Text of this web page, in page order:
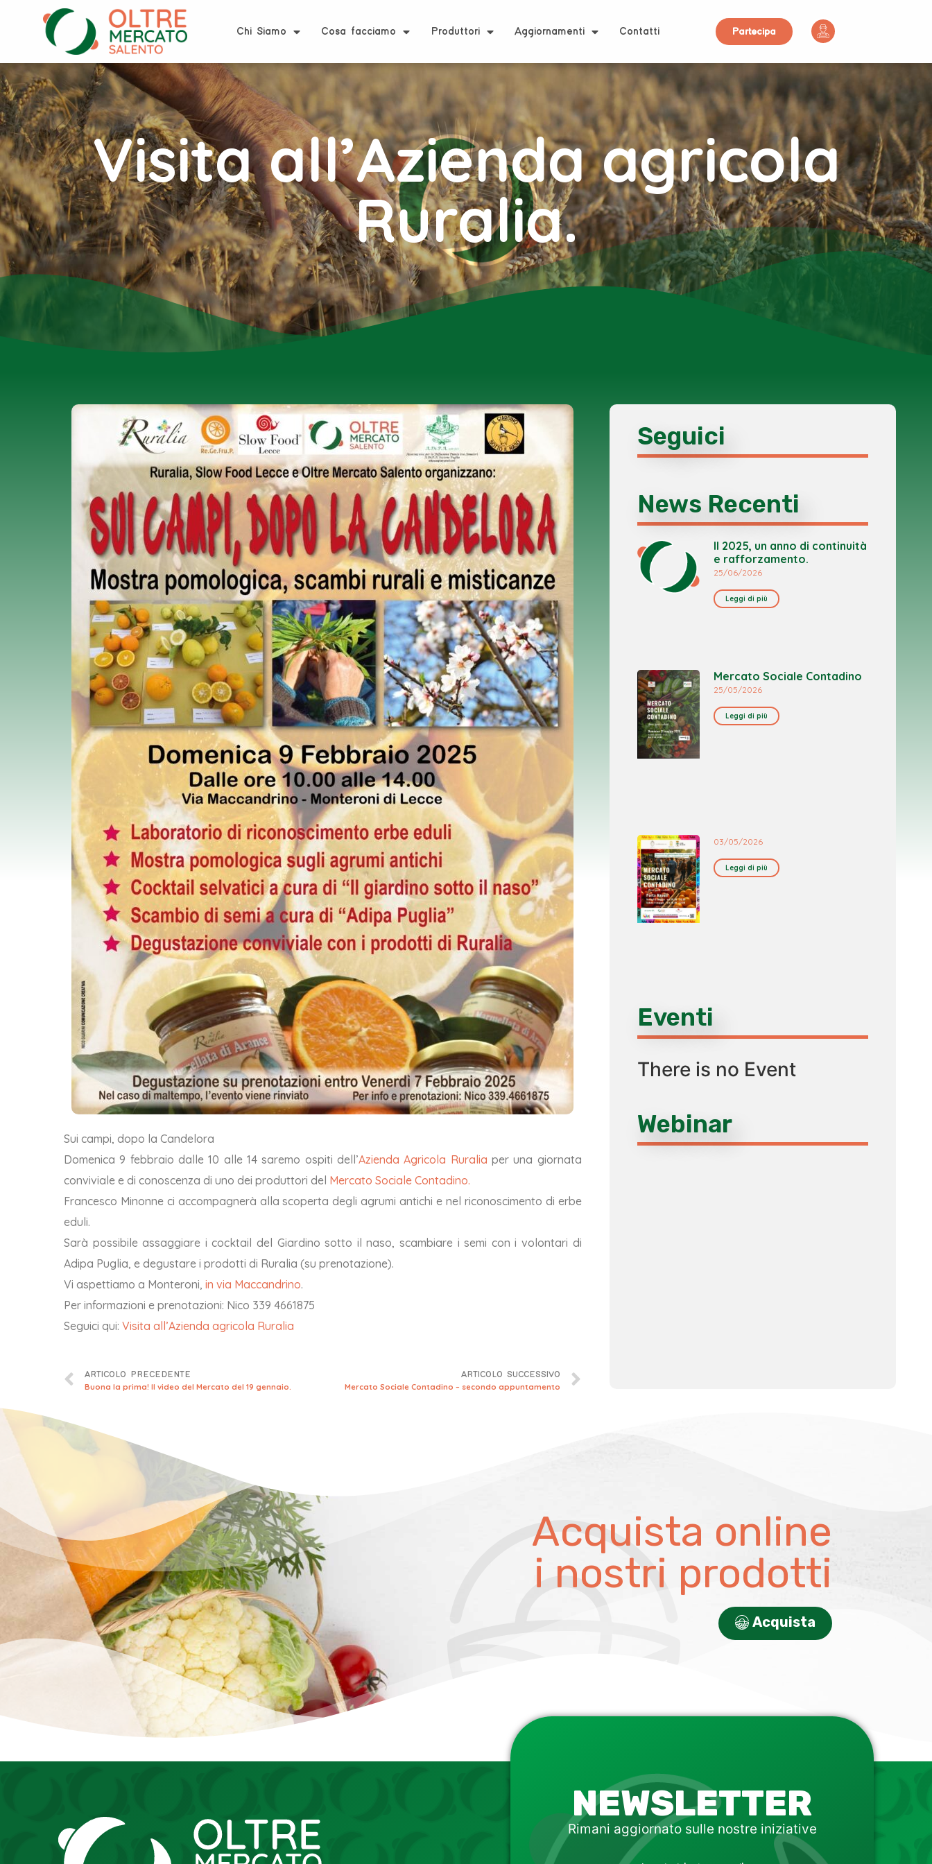
Chi Siamo Cosa facciamo Produttori Aggiornamenti Contatti Partecipa
Visita all’Azienda agricola
Ruralia.
Sui campi, dopo la Candelora
Domenica 9 febbraio dalle 10 alle 14 saremo ospiti dell’Azienda Agricola Ruralia per una giornata
conviviale e di conoscenza di uno dei produttori del Mercato Sociale Contadino.
Francesco Minonne ci accompagnerà alla scoperta degli agrumi antichi e nel riconoscimento di erbe
eduli.
Sarà possibile assaggiare i cocktail del Giardino sotto il naso, scambiare i semi con i volontari di
Adipa Puglia, e degustare i prodotti di Ruralia (su prenotazione).
Vi aspettiamo a Monteroni, in via Maccandrino.
Per informazioni e prenotazioni: Nico 339 4661875
Seguici qui: Visita all’Azienda agricola Ruralia
ARTICOLO PRECEDENTE
Buona la prima! Il video del Mercato del 19 gennaio.
ARTICOLO SUCCESSIVO
Mercato Sociale Contadino – secondo appuntamento
Seguici
News Recenti
Il 2025, un anno di continuità
e rafforzamento.
25/06/2026
Leggi di più
Mercato Sociale Contadino
25/05/2026
Leggi di più
03/05/2026
Leggi di più
Eventi
There is no Event
Webinar
Acquista online
i nostri prodotti
Acquista
NEWSLETTER
Rimani aggiornato sulle nostre iniziative